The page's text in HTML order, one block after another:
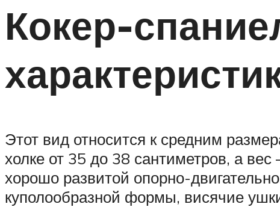
Кокер-
Этот вид относится к средним
холке от 35 до 38 сантиметров, а
хорошо развитой опорно-
куполообразной формы, висячие